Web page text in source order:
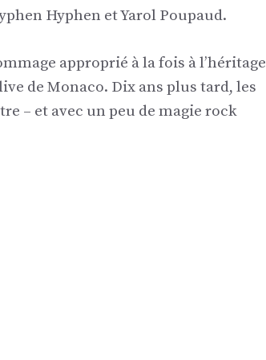
Hyphen et Yarol Poupaud.
approprié à la fois à l’héritage
de Monaco. Dix ans plus tard, les
– et avec un peu de magie rock